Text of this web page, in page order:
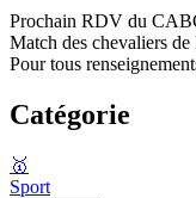
Prochain RDV du
Match des chevaliers
Pour tous
Catégorie
🥇
Sport